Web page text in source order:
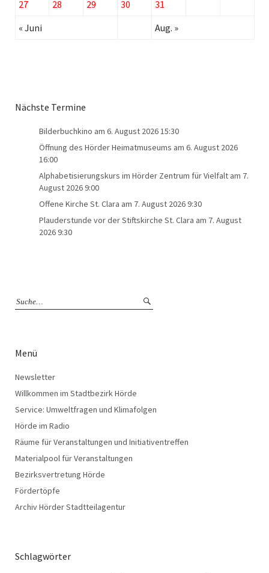
27 28 29 30
31
« Juni
Aug. »
Nächste Termine
Bilderbuchkino am 6. August 2026 15:30
Öffnung des Hörder Heimatmuseums am 6. August 2026
16:00
Alphabetisierungskurs im Hörder Zentrum für Vielfalt am 7.
August 2026 9:00
Offene Kirche St. Clara am 7. August 2026 9:30
Plauderstunde vor der Stiftskirche St. Clara am 7. August
2026 9:30
Menü
Newsletter
Willkommen im Stadtbezirk Hörde
Service: Umweltfragen und Klimafolgen
Hörde im Radio
Räume für Veranstaltungen und Initiativentreffen
Materialpool für Veranstaltungen
Bezirksvertretung Hörde
Fördertöpfe
Archiv Hörder Stadtteilagentur
Schlagwörter